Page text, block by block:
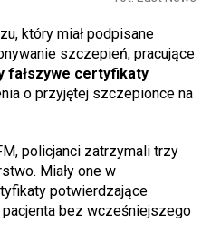
który miał podpisane
szczepień, pracujące
fałszywe certyfikaty
o przyjętej szczepionce na
policjanci zatrzymali trzy
Miały one w
potwierdzające
bez wcześniejszego